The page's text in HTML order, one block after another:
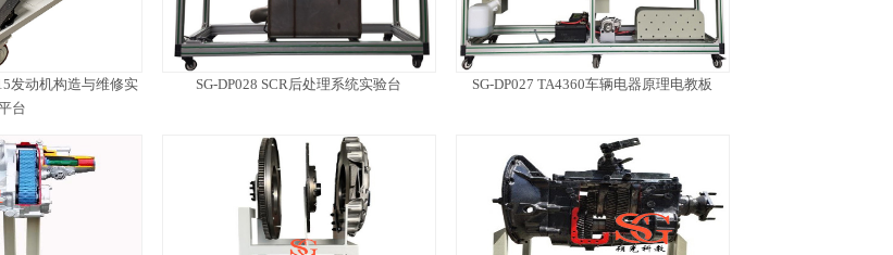
发动机构造与维修实
台
SG-DP028 SCR后处理系统实验台 SG-DP027 TA4360车辆电器原理电教板